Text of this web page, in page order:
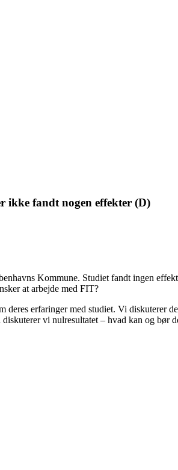
ikke fandt nogen effekter (D)
Kommune. Studiet fandt ingen
at arbejde med FIT?
erfaringer med studiet. Vi diskuterer
vi nulresultatet – hvad kan og bør